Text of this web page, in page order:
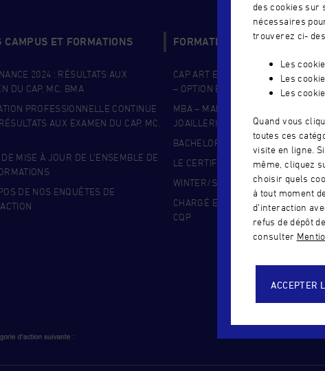
CAMPUS ET FORMATIONS
2024 : RÉSULTATS AUX
DU CAP, MC, BMA
PROFESSIONNELLE CONTINUE
AUX EXAMEN DU CAP, MC,
DE MISE À JOUR DE L’ENSEMBLE DE
DE NOS ENQUÊTES DE
FORMATIONS COUP DE COEUR
CAP ART ET TECHNIQUES DE LA
– OPTION BIJOUTERIE
MBA – MANAGEMENT DE LA
JOAILLERIE
BACHELOR DESIGN BIJOU
LE CERTIFICAT SUPÉRIEUR
WINTER/SUMMER – BIJOUTERIE
CHARGÉ EN GEMMOLOGIE
CQP
des cookies sur
nécessaires
trouverez ci-
Les
Les
Les
Quand vous
toutes ces
visite en ligne.
même, cliquez
choisir quels
à tout moment
d’interaction
refus de dépôt
consulter
ACCEPTER